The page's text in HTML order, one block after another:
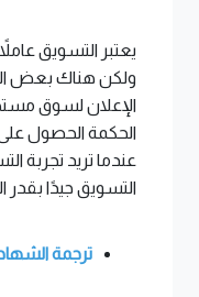
يعتبر التسويق
ولكن هناك بعض
الإعلان لسوق
الحكمة الحصول
عندما تريد تجربة
التسويق جيدًا بقدر
ترجمة